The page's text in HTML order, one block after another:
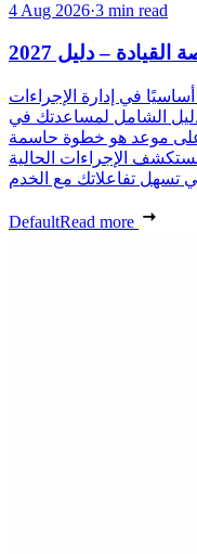
4 Aug 2026·3 min read
– دليل 2027
في إدارة الإجراءات
الشامل لمساعدتك في
2027. الحصول على موعد هو خطوة حاسمة
الإجراءات الحالية
DefaultRead more